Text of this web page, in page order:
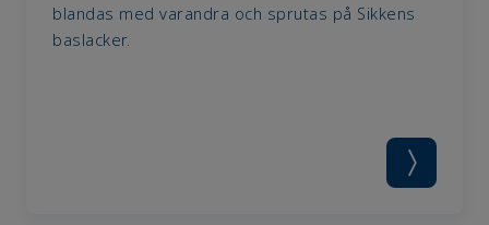
blandas med varandra och sprutas på Sikkens
baslacker.